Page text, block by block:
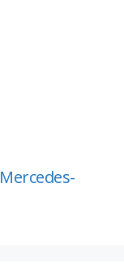
Mercedes-